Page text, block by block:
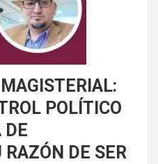
POLÍTICO
DE
RAZÓN DE SER